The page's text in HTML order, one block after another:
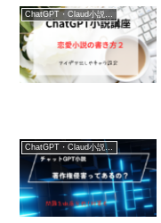
ChatGPT・Claud小説講座
ChatGPT・Claud小説講座